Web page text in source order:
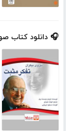
🎧 دانلود کتاب